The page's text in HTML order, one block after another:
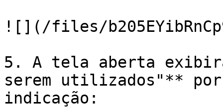
![](/files/
5. A tela aberta
serem utilizados"** por
indicação: